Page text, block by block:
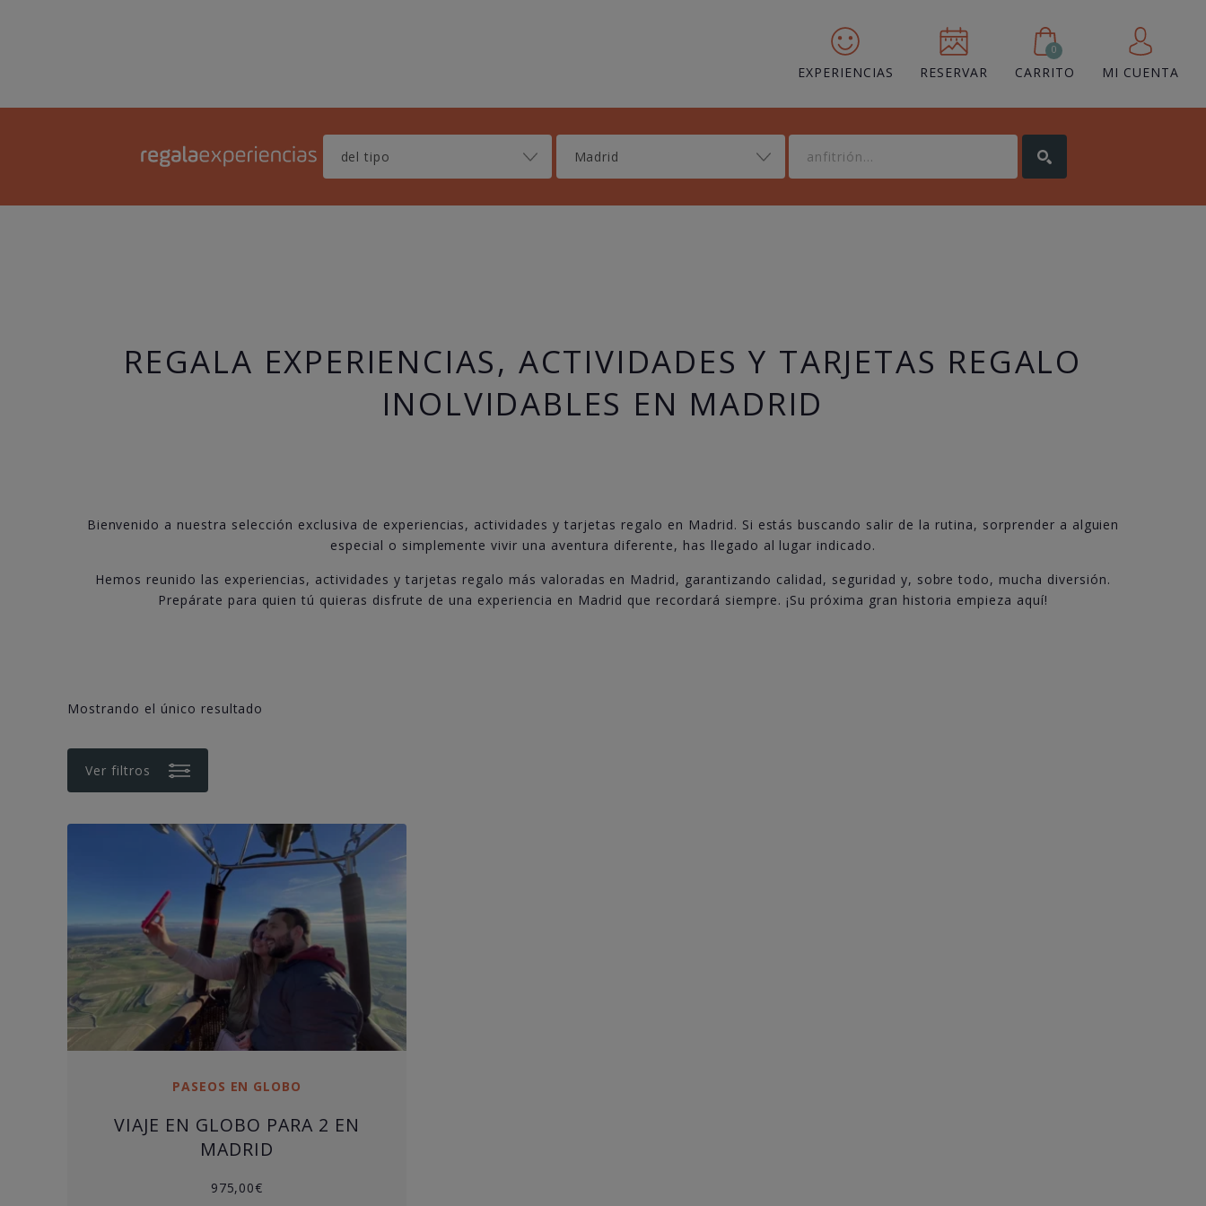
EXPERIENCIAS RESERVAR
0
CARRITO MI CUENTA
Madrid
REGALA EXPERIENCIAS, ACTIVIDADES Y TARJETAS REGALO
INOLVIDABLES EN MADRID
Bienvenido a nuestra selección exclusiva de experiencias, actividades y tarjetas regalo en Madrid. Si estás buscando salir de la rutina, sorprender a alguien
especial o simplemente vivir una aventura diferente, has llegado al lugar indicado.
Hemos reunido las experiencias, actividades y tarjetas regalo más valoradas en Madrid, garantizando calidad, seguridad y, sobre todo, mucha diversión.
Prepárate para quien tú quieras disfrute de una experiencia en Madrid que recordará siempre. ¡Su próxima gran historia empieza aquí!
Mostrando el único resultado
Ver filtros
PASEOS EN GLOBO
VIAJE EN GLOBO PARA 2 EN
MADRID
975,00€